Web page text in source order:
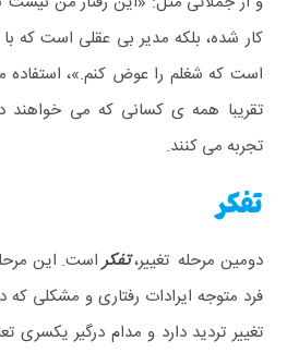
کار شده، بلکه مدیر بی عقلی است که
است که شغلم را عوض کنم.»، استفاده
تقریبا همه ی کسانی که می خواهند
تجربه می کنند.
تفکر
دومین مرحله تغییر،تفکراست. این
فرد متوجه ایرادات رفتاری و مشکلی که
تغییر تردید دارد و مدام درگیر